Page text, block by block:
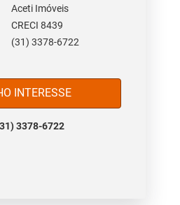
Aceti Imóveis
CRECI 8439
(31) 3378-6722
TENHO INTERESSE
3378-6722